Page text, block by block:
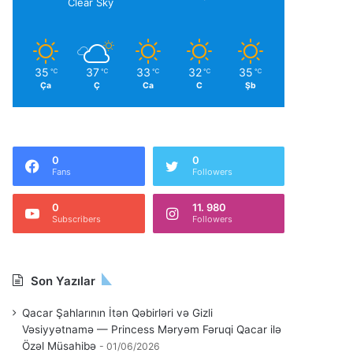
35 ℃
Ça
37 ℃
Ç
33 ℃
Ca
32 ℃
C
35 ℃
Şb
0
Fans
0
Followers
0
Subscribers
11. 980
Followers
Son Yazılar
Qacar Şahlarının İtən Qəbirləri və Gizli
Vəsiyyətnamə — Princess Məryəm Fəruqi Qacar ilə
Özəl Müsahibə
01/06/2026